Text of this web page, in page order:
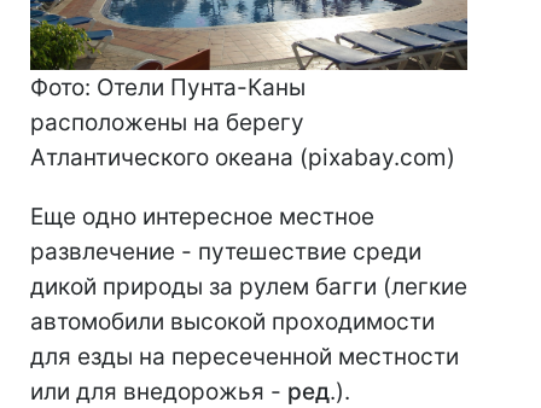
Фото: Отели Пунта-Каны
расположены на берегу
Атлантического океана (pixabay.com)
Еще одно интересное местное
развлечение - путешествие среди
дикой природы за рулем багги (легкие
автомобили высокой проходимости
для езды на пересеченной местности
или для внедорожья - ред.).